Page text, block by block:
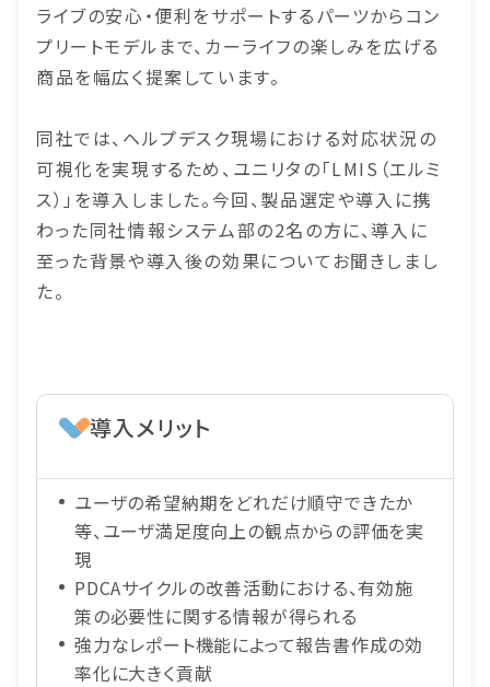
ライブの安心・便利をサポートするパーツからコン
プリートモデルまで、カーライフの楽しみを広げる
商品を幅広く提案しています。
同社では、ヘルプデスク現場における対応状況の
可視化を実現するため、ユニリタの「LMIS（エルミ
ス）」を導入しました。今回、製品選定や導入に携
わった同社情報システム部の2名の方に、導入に
至った背景や導入後の効果についてお聞きしまし
た。
導入メリット
ユーザの希望納期をどれだけ順守できたか
等、ユーザ満足度向上の観点からの評価を実
現
PDCAサイクルの改善活動における、有効施
策の必要性に関する情報が得られる
強力なレポート機能によって報告書作成の効
率化に大きく貢献